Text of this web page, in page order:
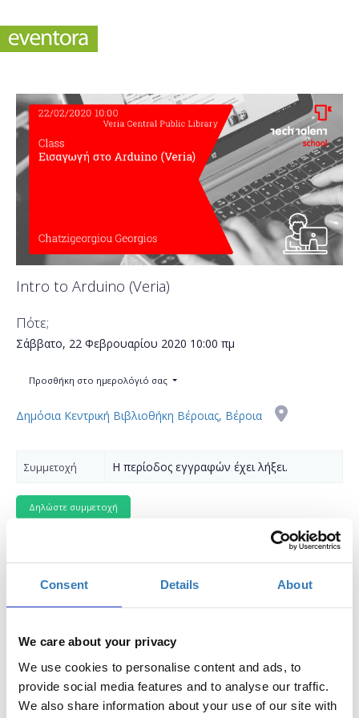
Consent Details About
We care about your privacy
We use cookies to personalise content and ads, to
provide social media features and to analyse our traffic.
We also share information about your use of our site with
Intro to Arduino (Veria)
Πότε;
Σάββατο, 22 Φεβρουαρίου 2020 10:00 πμ
Προσθήκη στο ημερολόγιό σας
Δημόσια Κεντρική Βιβλιοθήκη Βέροιας, Βέροια
Συμμετοχή Η περίοδος εγγραφών έχει λήξει.
Intro to arduino | Get to know how electronics work!
Ένα workshop στο οποίο οι συμμετέχοντες θα έχουν την
ευκαιρία μέσα από μία μικρή σύντομη εισαγωγή στην
αναπτυξιακή πλακέτα arduino uno (genuino) να